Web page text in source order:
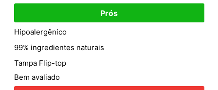
Prós
Hipoalergênico
99% ingredientes naturais
Tampa Flip-top
Bem avaliado